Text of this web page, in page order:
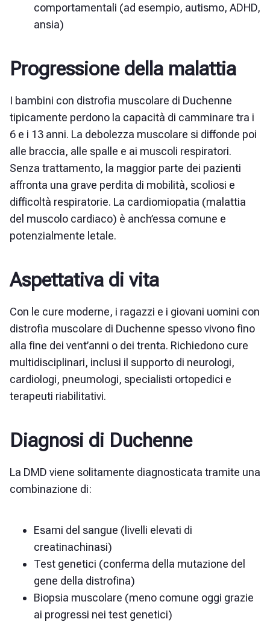
comportamentali (ad esempio, autismo, ADHD,
ansia)
Progressione della malattia
I bambini con distrofia muscolare di Duchenne
tipicamente perdono la capacità di camminare tra i
6 e i 13 anni. La debolezza muscolare si diffonde poi
alle braccia, alle spalle e ai muscoli respiratori.
Senza trattamento, la maggior parte dei pazienti
affronta una grave perdita di mobilità, scoliosi e
difficoltà respiratorie. La cardiomiopatia (malattia
del muscolo cardiaco) è anch’essa comune e
potenzialmente letale.
Aspettativa di vita
Con le cure moderne, i ragazzi e i giovani uomini con
distrofia muscolare di Duchenne spesso vivono fino
alla fine dei vent’anni o dei trenta. Richiedono cure
multidisciplinari, inclusi il supporto di neurologi,
cardiologi, pneumologi, specialisti ortopedici e
terapeuti riabilitativi.
Diagnosi di Duchenne
La DMD viene solitamente diagnosticata tramite una
combinazione di:
Esami del sangue (livelli elevati di
creatinachinasi)
Test genetici (conferma della mutazione del
gene della distrofina)
Biopsia muscolare (meno comune oggi grazie
ai progressi nei test genetici)